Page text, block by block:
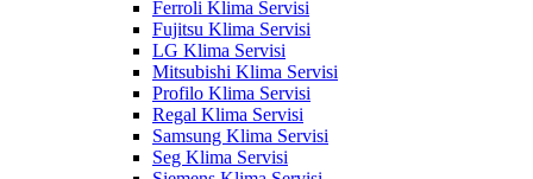
Ferroli Klima Servisi
Fujitsu Klima Servisi
LG Klima Servisi
Mitsubishi Klima Servisi
Profilo Klima Servisi
Regal Klima Servisi
Samsung Klima Servisi
Seg Klima Servisi